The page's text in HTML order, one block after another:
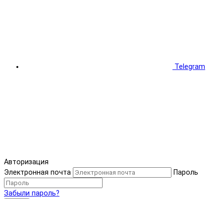
Telegram
Авторизация
Электронная почта
Пароль
Забыли пароль?